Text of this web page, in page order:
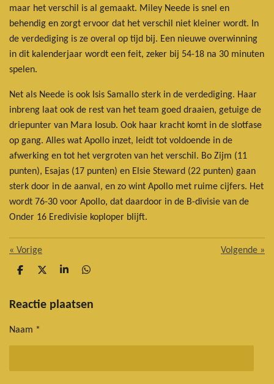
maar het verschil is al gemaakt. Miley Neede is snel en
behendig en zorgt ervoor dat het verschil niet kleiner wordt. In
de verdediging is ze overal op tijd bij. Een nieuwe overwinning
in dit kalenderjaar wordt een feit, zeker bij 54-18 na 30 minuten
spelen.
Net als Neede is ook Isis Samallo sterk in de verdediging. Haar
inbreng laat ook de rest van het team goed draaien, getuige de
driepunter van Mara Iosub. Ook haar kracht komt in de slotfase
op gang. Alles wat Apollo inzet, leidt tot voldoende in de
afwerking en tot het vergroten van het verschil. Bo Zijm (11
punten), Esajas (17 punten) en Elsie Steward (22 punten) gaan
sterk door in de aanval, en zo wint Apollo met ruime cijfers. Het
wordt 76-30 voor Apollo, dat daardoor in de B-divisie van de
Onder 16 Eredivisie koploper blijft.
« Vorige Volgende »
D
e
D
l
S
r
D
e
Reactie plaatsen
Naam *